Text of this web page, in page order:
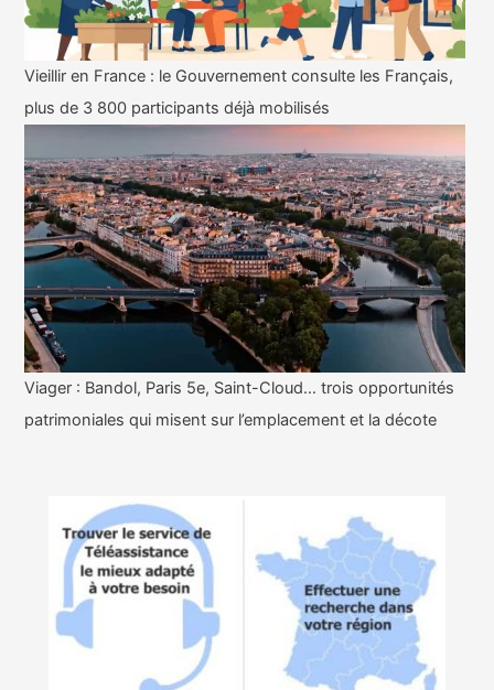
Vieillir en France : le Gouvernement consulte les Français,
plus de 3 800 participants déjà mobilisés
Viager : Bandol, Paris 5e, Saint-Cloud… trois opportunités
patrimoniales qui misent sur l’emplacement et la décote